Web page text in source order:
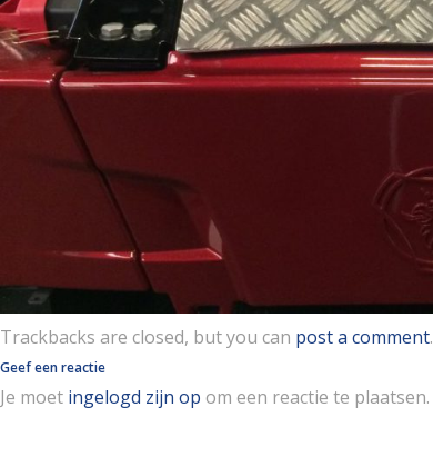
Trackbacks are closed, but you can post a comment.
Geef een reactie
Je moet ingelogd zijn op om een reactie te plaatsen.